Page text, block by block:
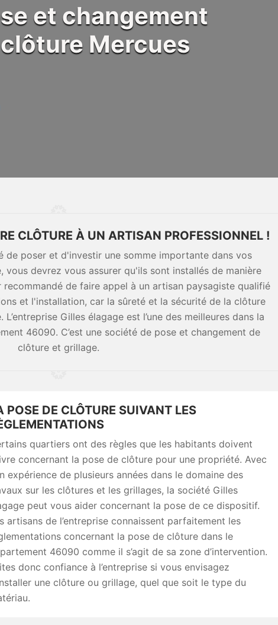
et changement
Mercues
CLÔTURE À UN ARTISAN PROFESSIONNEL !
de poser et d'investir une somme importante dans vos
devrez vous assurer qu'ils sont installés de manière
de faire appel à un artisan paysagiste qualifié
et l'installation, car la sûreté et la sécurité de la clôture
Gilles élagage est l’une des meilleures dans la
46090. C’est une société de pose et changement de
clôture et grillage.
POSE DE CLÔTURE SUIVANT LES
quartiers ont des règles que les habitants doivent
concernant la pose de clôture pour une propriété. Avec
expérience de plusieurs années dans le domaine des
sur les clôtures et les grillages, la société Gilles
peut vous aider concernant la pose de ce dispositif.
artisans de l’entreprise connaissent parfaitement les
concernant la pose de clôture dans le
46090 comme il s’agit de sa zone d’intervention.
donc confiance à l’entreprise si vous envisagez
une clôture ou grillage, quel que soit le type du